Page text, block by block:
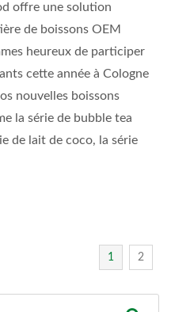
offre une solution
de boissons OEM
heureux de participer
cette année à Cologne
nouvelles boissons
la série de bubble tea
de lait de coco, la série
1 2